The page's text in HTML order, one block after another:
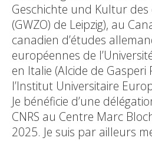
Geschichte und Kultur
(GWZO) de Leipzig), au
canadien d’études
européennes de
en Italie (Alcide de Gasperi
l’Institut Universitaire
Je bénéficie d’une
CNRS au Centre Marc
2025. Je suis par ailleurs